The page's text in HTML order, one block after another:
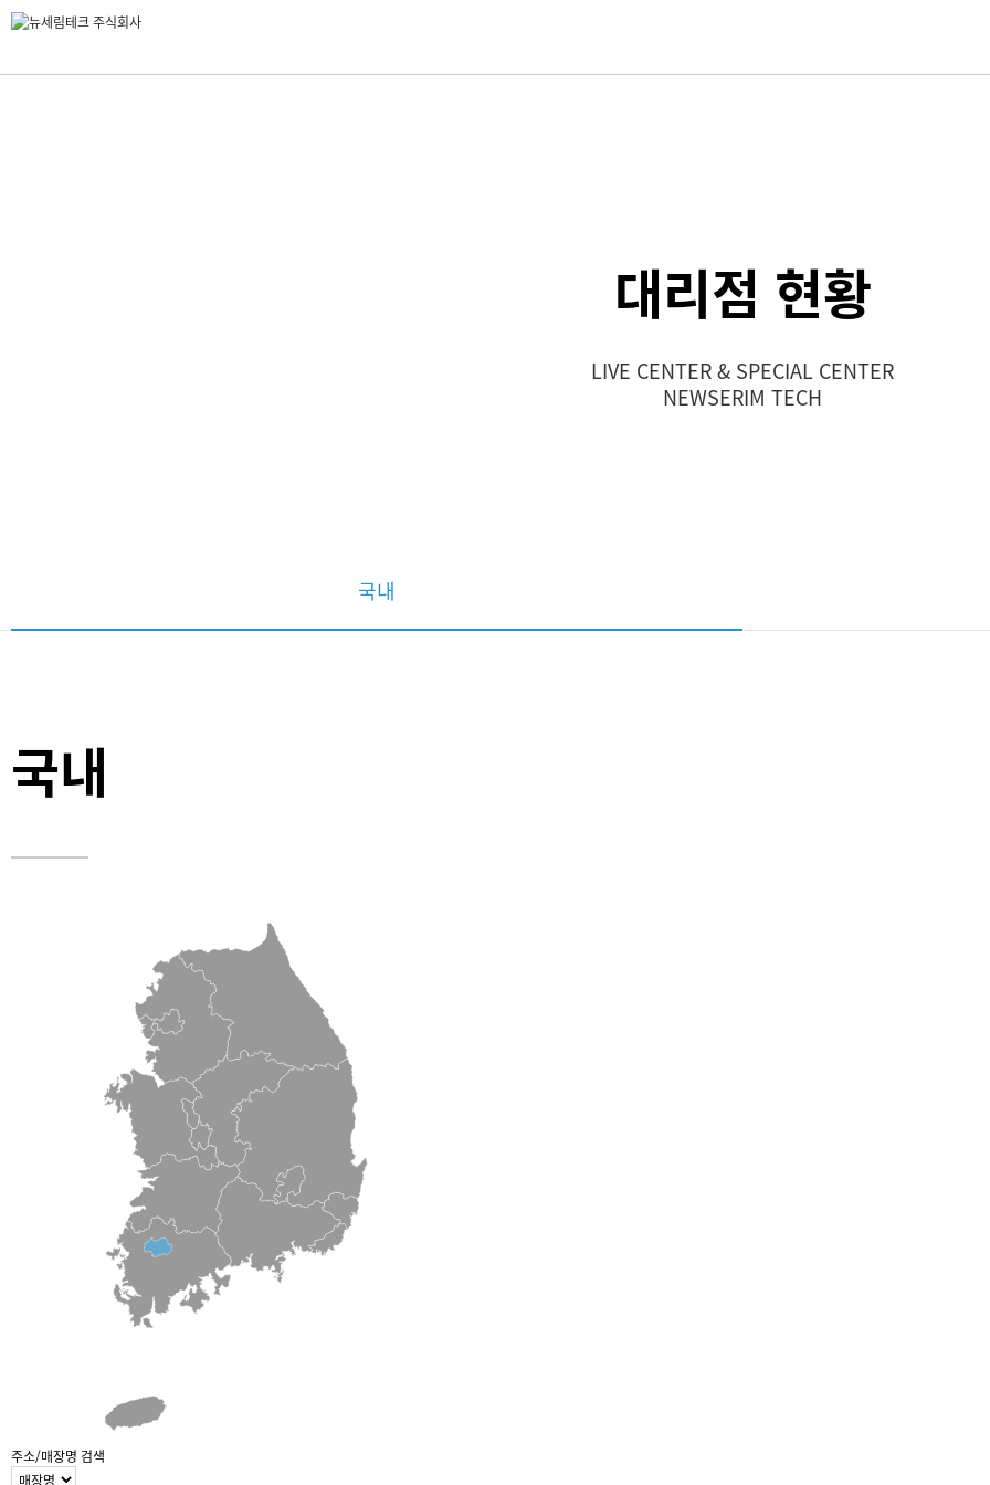
대리점 현황
LIVE CENTER & SPECIAL CENTER
NEWSERIM TECH
국내
국내
주소/매장명 검색